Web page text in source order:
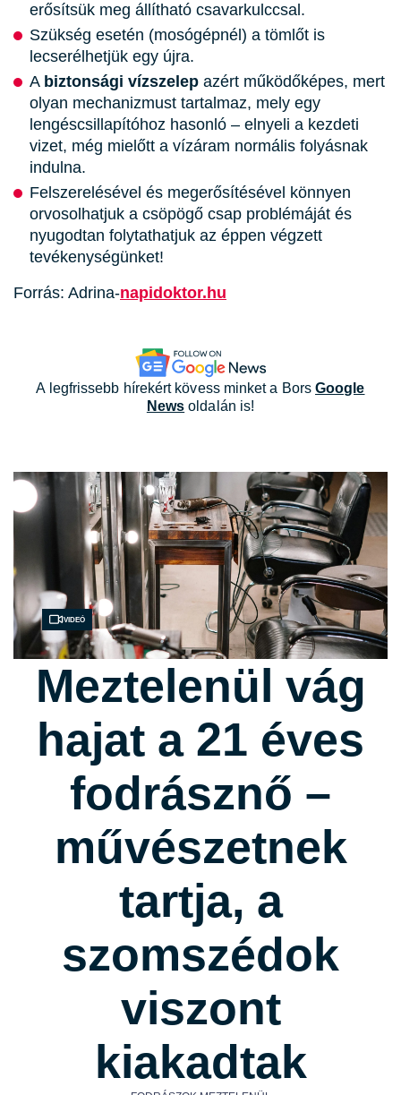
erősítsük meg állítható csavarkulccsal.
Szükség esetén (mosógépnél) a tömlőt is
lecserélhetjük egy újra.
A biztonsági vízszelep azért működőképes, mert
olyan mechanizmust tartalmaz, mely egy
lengéscsillapítóhoz hasonló – elnyeli a kezdeti
vizet, még mielőtt a vízáram normális folyásnak
indulna.
Felszerelésével és megerősítésével könnyen
orvosolhatjuk a csöpögő csap problémáját és
nyugodtan folytathatjuk az éppen végzett
tevékenységünket!
Forrás: Adrina-napidoktor.hu
A legfrissebb hírekért kövess minket a BorsGoogle
News oldalán is!
Videó
Meztelenül vág
hajat a 21 éves
fodrásznő –
művészetnek
tartja, a
szomszédok
viszont
kiakadtak